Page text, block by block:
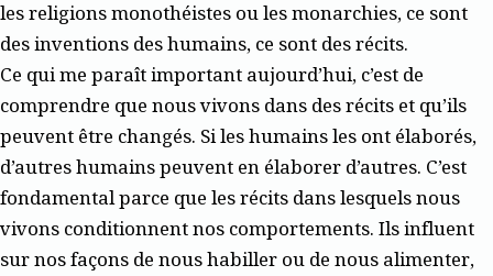
les religions monothéistes ou les monarchies, ce sont
des inventions des humains, ce sont des récits.
Ce qui me paraît important aujourd’hui, c’est de
comprendre que nous vivons dans des récits et qu’ils
peuvent être changés. Si les humains les ont élaborés,
d’autres humains peuvent en élaborer d’autres. C’est
fondamental parce que les récits dans lesquels nous
vivons conditionnent nos comportements. Ils influent
sur nos façons de nous habiller ou de nous alimenter,